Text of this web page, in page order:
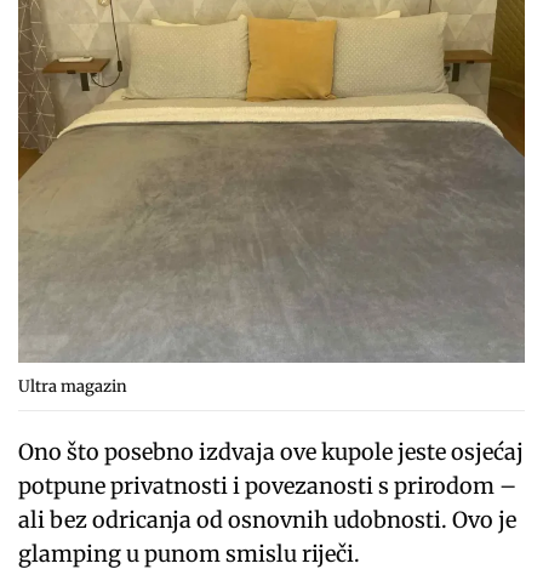
Ultra magazin
Ono što posebno izdvaja ove kupole jeste osjećaj
potpune privatnosti i povezanosti s prirodom –
ali bez odricanja od osnovnih udobnosti. Ovo je
glamping u punom smislu riječi.